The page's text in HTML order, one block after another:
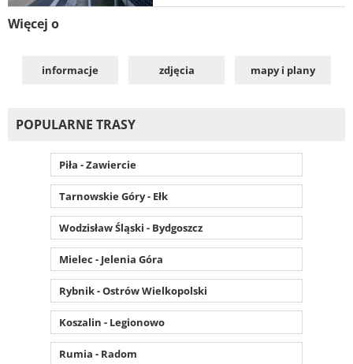
Więcej o
informacje zdjęcia mapy i plany
POPULARNE TRASY
Piła - Zawiercie
Tarnowskie Góry - Ełk
Wodzisław Śląski - Bydgoszcz
Mielec - Jelenia Góra
Rybnik - Ostrów Wielkopolski
Koszalin - Legionowo
Rumia - Radom